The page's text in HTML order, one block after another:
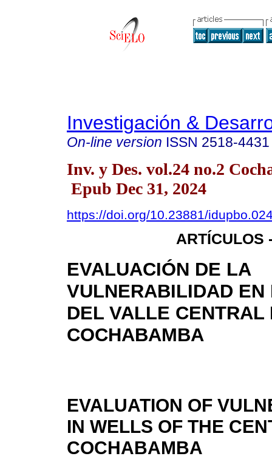
Investigación &
On-line version ISSN 2518-4431
Inv. y Des. vol.24 no.2
Epub Dec 31, 2024
https://doi.org/10.23881/
ARTÍCULOS
EVALUACIÓN DE LA
VULNERABILIDAD EN
DEL VALLE CENTRAL
COCHABAMBA
EVALUATION OF
IN WELLS OF THE
COCHABAMBA